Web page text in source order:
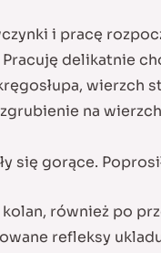
i pracę
delikatnie
wierzch
na
się gorące.
również po
refleksy